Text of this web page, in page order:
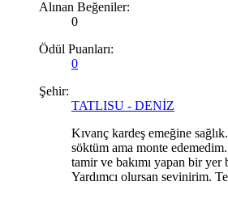
Alınan Beğeniler:
0
Ödül Puanları:
0
Şehir:
TATLISU - DENİZ
Kıvanç kardeş emeğine
söktüm ama monte
tamir ve bakımı yapan bir
Yardımcı olursan sevinirim.